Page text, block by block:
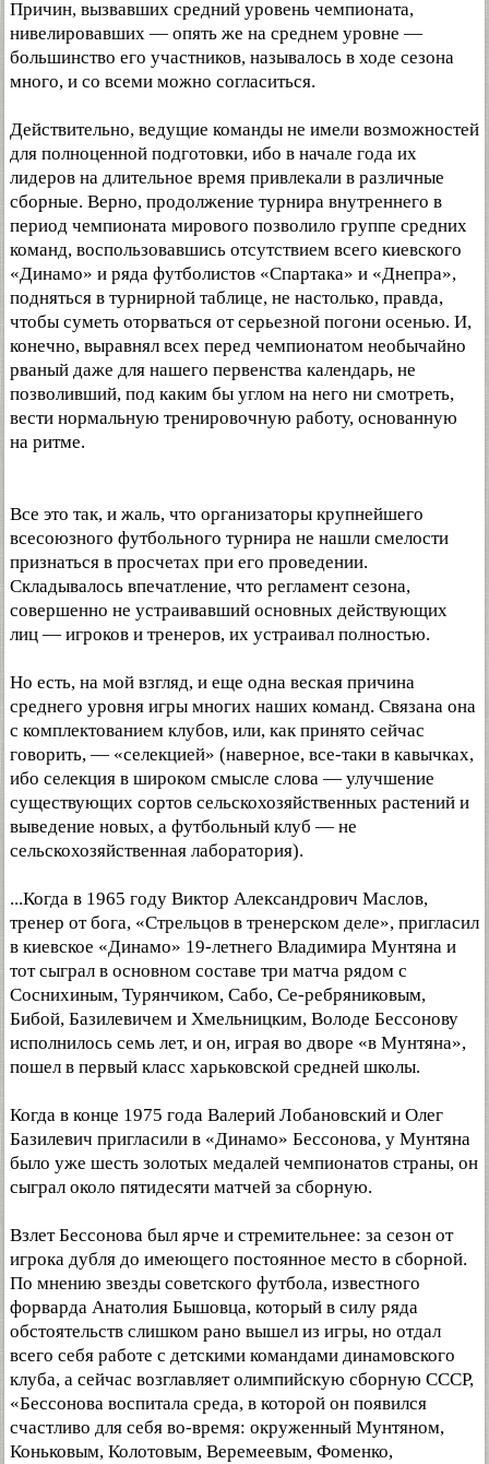
Причин, вызвавших средний уровень чемпионата,
нивелировавших — опять же на среднем уровне —
большинство его участников, называлось в ходе сезона
много, и со всеми можно согласиться.
Действительно, ведущие команды не имели возможностей
для полноценной подготовки, ибо в начале года их
лидеров на длительное время привлекали в различные
сборные. Верно, продолжение турнира внутреннего в
период чемпионата мирового позволило группе средних
команд, воспользовавшись отсутствием всего киевского
«Динамо» и ряда футболистов «Спартака» и «Днепра»,
подняться в турнирной таблице, не настолько, правда,
чтобы суметь оторваться от серьезной погони осенью. И,
конечно, выравнял всех перед чемпионатом необычайно
рваный даже для нашего первенства календарь, не
позволивший, под каким бы углом на него ни смотреть,
вести нормальную тренировочную работу, основанную
на ритме.
Все это так, и жаль, что организаторы крупнейшего
всесоюзного футбольного турнира не нашли смелости
признаться в просчетах при его проведении.
Складывалось впечатление, что регламент сезона,
совершенно не устраивавший основных действующих
лиц — игроков и тренеров, их устраивал полностью.
Но есть, на мой взгляд, и еще одна веская причина
среднего уровня игры многих наших команд. Связана она
с комплектованием клубов, или, как принято сейчас
говорить, — «селекцией» (наверное, все-таки в кавычках,
ибо селекция в широком смысле слова — улучшение
существующих сортов сельскохозяйственных растений и
выведение новых, а футбольный клуб — не
сельскохозяйственная лаборатория).
...Когда в 1965 году Виктор Александрович Маслов,
тренер от бога, «Стрельцов в тренерском деле», пригласил
в киевское «Динамо» 19-летнего Владимира Мунтяна и
тот сыграл в основном составе три матча рядом с
Соснихиным, Турянчиком, Сабо, Се-ребряниковым,
Бибой, Базилевичем и Хмельницким, Володе Бессонову
исполнилось семь лет, и он, играя во дворе «в Мунтяна»,
пошел в первый класс харьковской средней школы.
Когда в конце 1975 года Валерий Лобановский и Олег
Базилевич пригласили в «Динамо» Бессонова, у Мунтяна
было уже шесть золотых медалей чемпионатов страны, он
сыграл около пятидесяти матчей за сборную.
Взлет Бессонова был ярче и стремительнее: за сезон от
игрока дубля до имеющего постоянное место в сборной.
По мнению звезды советского футбола, известного
форварда Анатолия Бышовца, который в силу ряда
обстоятельств слишком рано вышел из игры, но отдал
всего себя работе с детскими командами динамовского
клуба, а сейчас возглавляет олимпийскую сборную СССР,
«Бессонова воспитала среда, в которой он появился
счастливо для себя во-время: окруженный Мунтяном,
Коньковым, Колотовым, Веремеевым, Фоменко,